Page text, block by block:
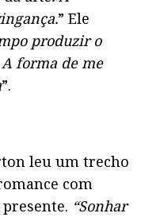
” Ele
produzir o
forma de me
”.
leu um trecho
com
“Sonhar